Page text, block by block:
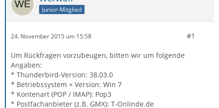
Junior-Mitglied
24. November 2015 um 15:58 #1
Um Rückfragen vorzubeugen, bitten wir um folgende
Angaben:
* Thunderbird-Version: 38.03.0
* Betriebssystem + Version: Win 7
* Kontenart (POP / IMAP): Pop3
* Postfachanbieter (z.B. GMX): T-Onlinde.de